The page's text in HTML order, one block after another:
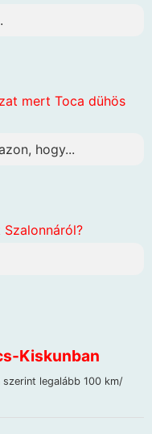
mert Toca dühös
hogy...